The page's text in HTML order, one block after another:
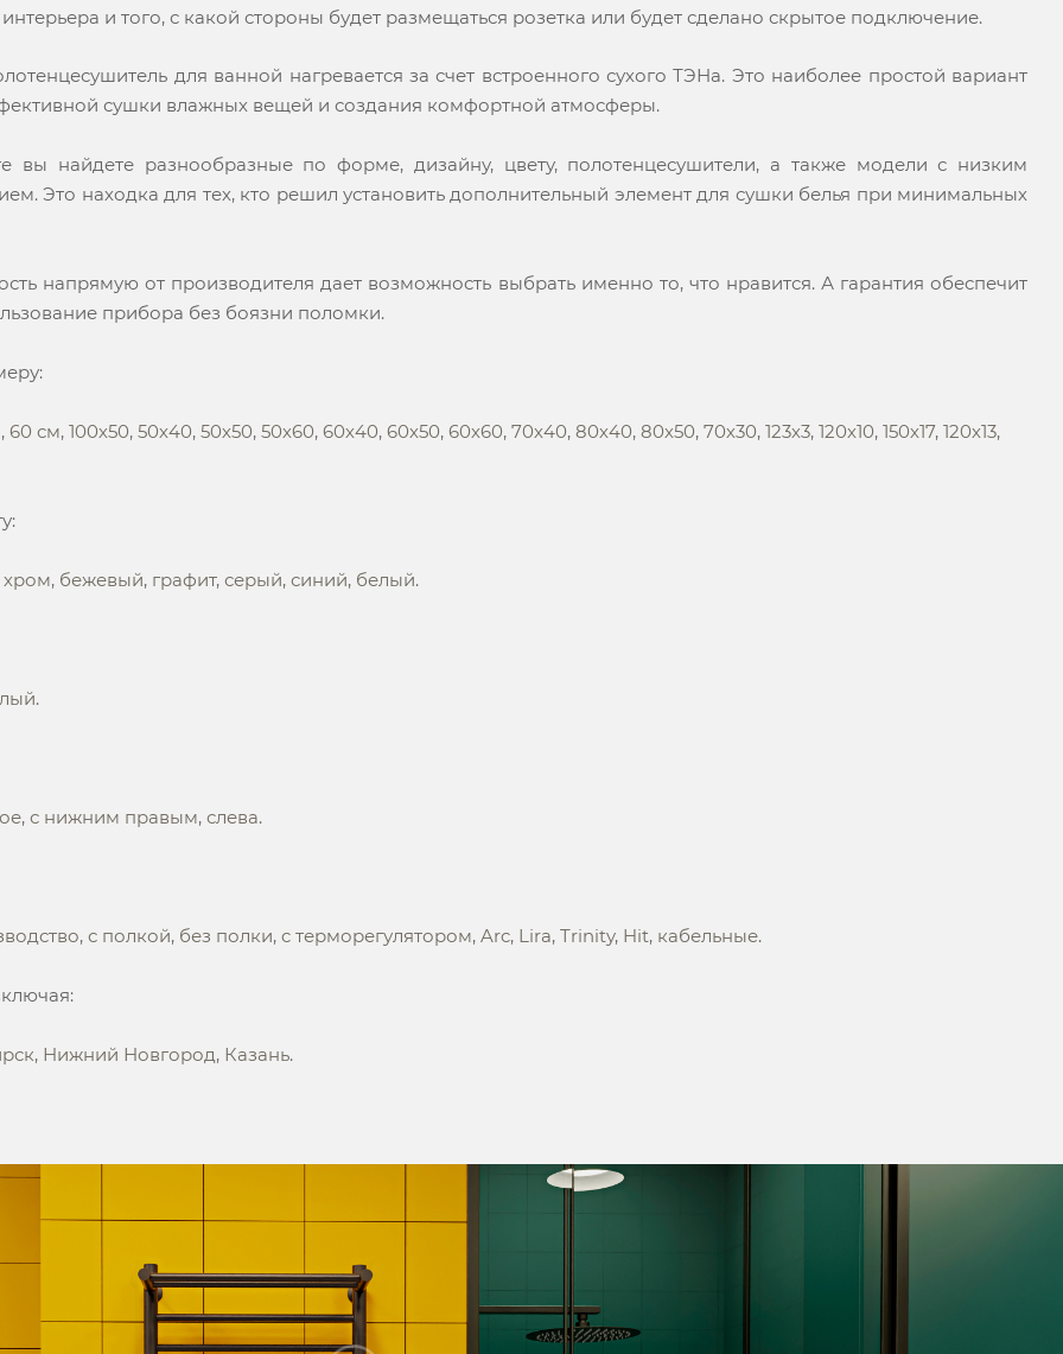
и того, с какой стороны будет размещаться розетка или будет сделано скрытое подключение.
для ванной нагревается за счет встроенного сухого ТЭНа. Это наиболее простой вариант
сушки влажных вещей и создания комфортной атмосферы.
вы найдете разнообразные по форме, дизайну, цвету, полотенцесушители, а также модели с низким
Это находка для тех, кто решил установить дополнительный элемент для сушки белья при минимальных
напрямую от производителя дает возможность выбрать именно то, что нравится. А гарантия обеспечит
прибора без боязни поломки.
, 60 см, 100х50, 50х40, 50х50, 50х60, 60х40, 60х50, 60х60, 70х40, 80х40, 80х50, 70х30, 123х3, 120х10, 150х17, 120х13,
хром, бежевый, графит, серый, синий, белый.
.
, с нижним правым, слева.
, с полкой, без полки, c терморегулятором, Arc, Lira, Trinity, Hit, кабельные.
, Нижний Новгород, Казань.